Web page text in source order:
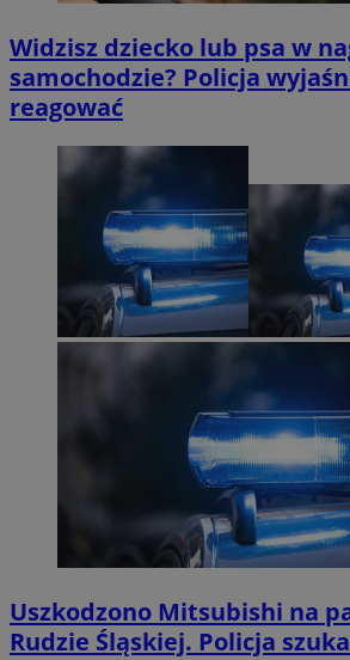
Widzisz dziecko lub psa w
samochodzie? Policja
reagować
Uszkodzono Mitsubishi na
Rudzie Śląskiej. Policja